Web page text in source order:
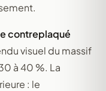
contreplaqué
visuel du massif
à 40 %. La
: le